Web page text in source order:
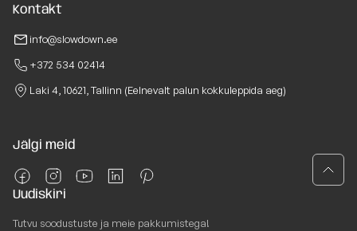
Kontakt
info@slowdown.ee
+372 534 02414
Laki 4, 10621, Tallinn (Eelnevalt palun kokkuleppida aeg)
Jälgi meid
Uudiskiri
Tutvu soodustuste ja meie pakkumistega!